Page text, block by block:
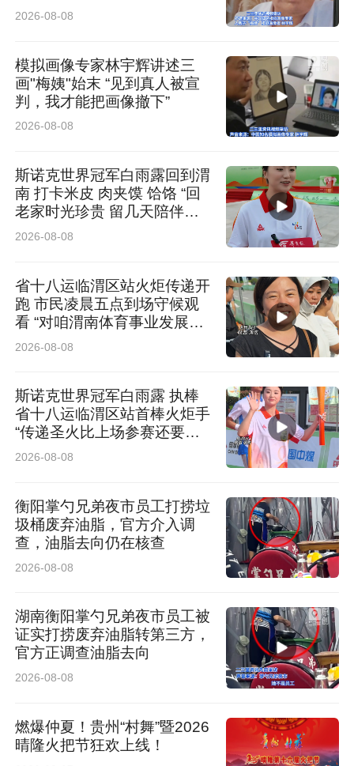
赛事的人群，对高速画面的流畅度有更高要求。
很多电视都称自己是“高刷”，但实际用起来还是
拖影，说白了就是只有屏幕标了高刷数，接口、
芯片根本跟不上，等于白搭。P12L采用的4K
180Hz原生高刷屏+行业首发全通道360Hz高刷
就做得比较实在，从信号进入到屏幕显示，每一
时，不会有“敌人出来半秒才看清”的延迟感；看
F1或者球赛，高速运动的画面也不会糊成一团，
每帧都干净利落。
2026-08-08
模拟画像专家林宇辉讲述三
画"梅姨"始末 “见到真人被宣
判，我才能把画像撤下”
2026-08-08
斯诺克世界冠军白雨露回到渭
南 打卡米皮 肉夹馍 饸饹 “回
老家时光珍贵 留几天陪伴长
辈”
2026-08-08
省十八运临渭区站火炬传递开
跑 市民凌晨五点到场守候观
看 “对咱渭南体育事业发展充
满信心”
2026-08-08
斯诺克世界冠军白雨露 执棒
省十八运临渭区站首棒火炬手
“传递圣火比上场参赛还要紧
张”
2026-08-08
衡阳掌勺兄弟夜市员工打捞垃
圾桶废弃油脂，官方介入调
查，油脂去向仍在核查
2026-08-08
湖南衡阳掌勺兄弟夜市员工被
证实打捞废弃油脂转第三方，
官方正调查油脂去向
2026-08-08
燃爆仲夏！贵州“村舞”暨2026
晴隆火把节狂欢上线！